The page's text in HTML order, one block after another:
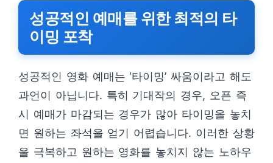
성공적인 예매를 위한 최적의 타
이밍 포착
성공적인 영화 예매는 ‘타이밍’ 싸움이라고 해도
과언이 아닙니다. 특히 기대작의 경우, 오픈 즉
시 예매가 마감되는 경우가 많아 타이밍을 놓치
면 원하는 좌석을 얻기 어렵습니다. 이러한 상황
을 극복하고 원하는 영화를 놓치지 않는 노하우